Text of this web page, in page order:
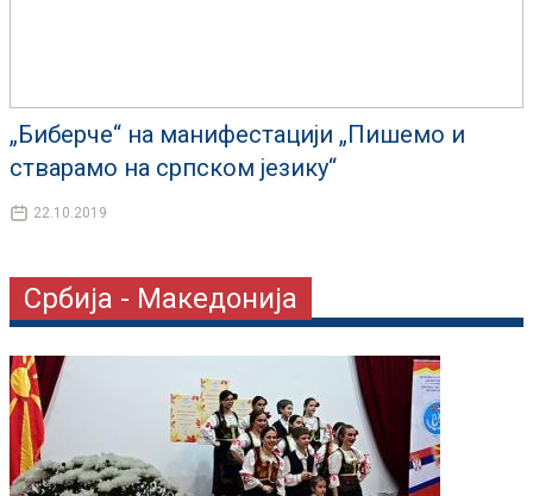
„Биберче“ на манифестацији „Пишемо и
стварамо на српском језику“
22.10.2019
Србија - Македонија